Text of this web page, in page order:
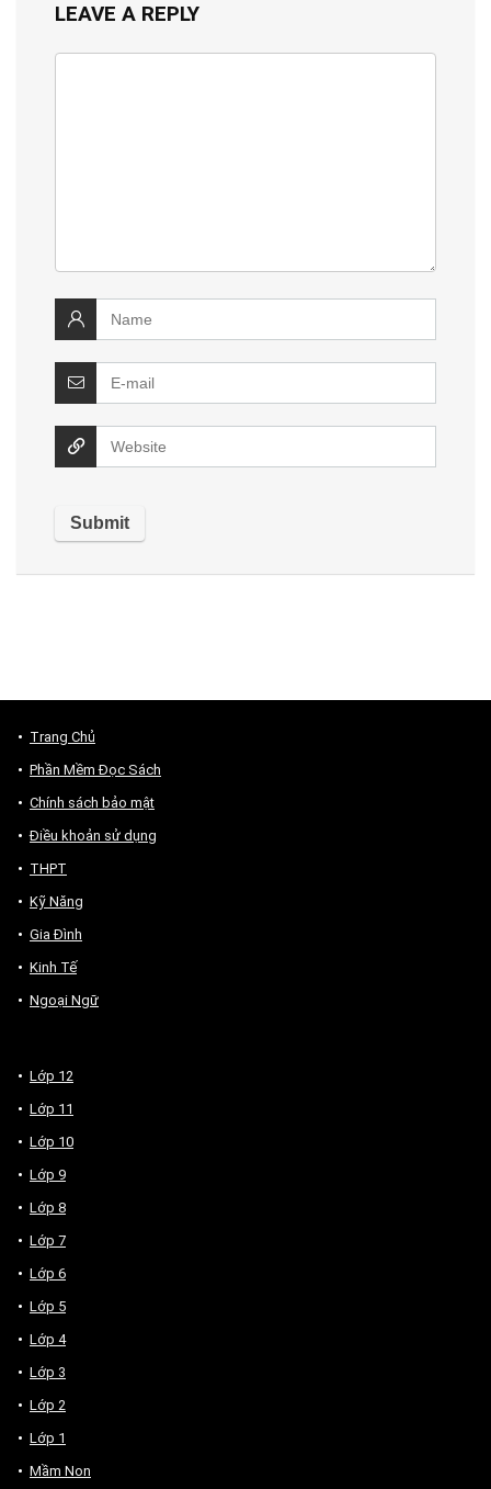
LEAVE A REPLY
Trang Chủ
Phần Mềm Đọc Sách
Chính sách bảo mật
Điều khoản sử dụng
THPT
Kỹ Năng
Gia Đình
Kinh Tế
Ngoại Ngữ
Lớp 12
Lớp 11
Lớp 10
Lớp 9
Lớp 8
Lớp 7
Lớp 6
Lớp 5
Lớp 4
Lớp 3
Lớp 2
Lớp 1
Mầm Non